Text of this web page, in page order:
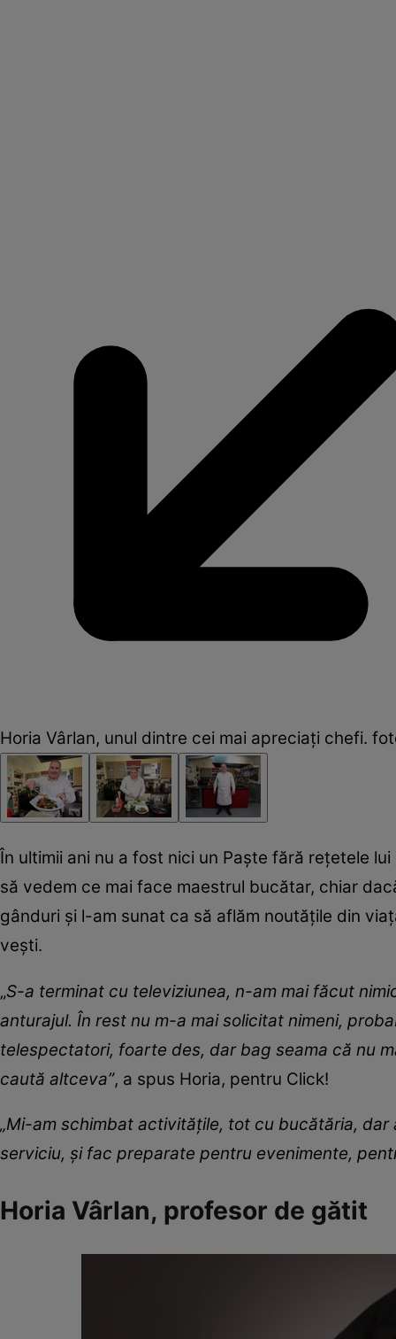
Horia Vârlan, unul dintre cei mai apreciați chefi.
În ultimii ani nu a fost nici un Paște fără rețetele lui
să vedem ce mai face maestrul bucătar, chiar
gânduri și l-am sunat ca să aflăm noutățile din
vești.
„S-a terminat cu televiziunea, n-am mai făcut
anturajul. În rest nu m-a mai solicitat nimeni,
telespectatori, foarte des, dar bag seama că nu
caută altceva”, a spus Horia, pentru Click!
„Mi-am schimbat activitățile, tot cu bucătăria,
serviciu, și fac preparate pentru evenimente,
Horia Vârlan, profesor de gătit